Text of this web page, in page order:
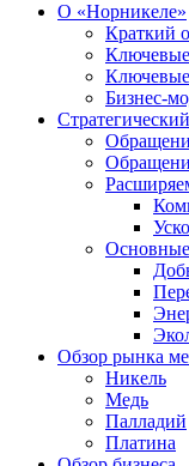
О «Норникеле»
Краткий
Ключевые
Бизнес-
Обзор рынка
Никель
Медь
Палладий
Платина